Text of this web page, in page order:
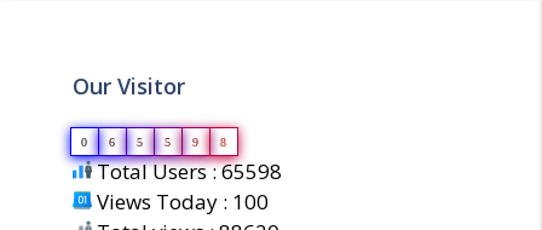
Our Visitor
0 6 5 5 9 8
Total Users : 65598
Views Today : 100